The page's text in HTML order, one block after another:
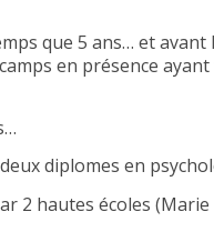
que 5 ans… et avant
en présence
diplomes en
2 hautes écoles (Marie